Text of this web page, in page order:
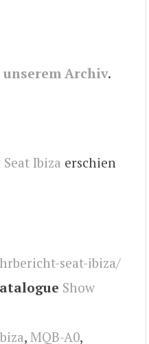
Archiv.
Ibiza erschien
seat-ibiza/
Show
, MQB-A0,